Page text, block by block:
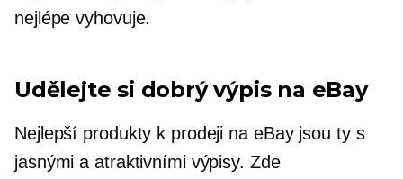
nejlépe vyhovuje.
Udělejte si dobrý výpis na eBay
Nejlepší produkty k prodeji na eBay jsou ty s
jasnými a atraktivními výpisy. Zde